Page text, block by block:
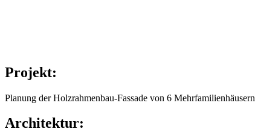
Projekt:
Planung der Holzrahmenbau-Fassade von 6 Mehrfamilienhäusern
Architektur: